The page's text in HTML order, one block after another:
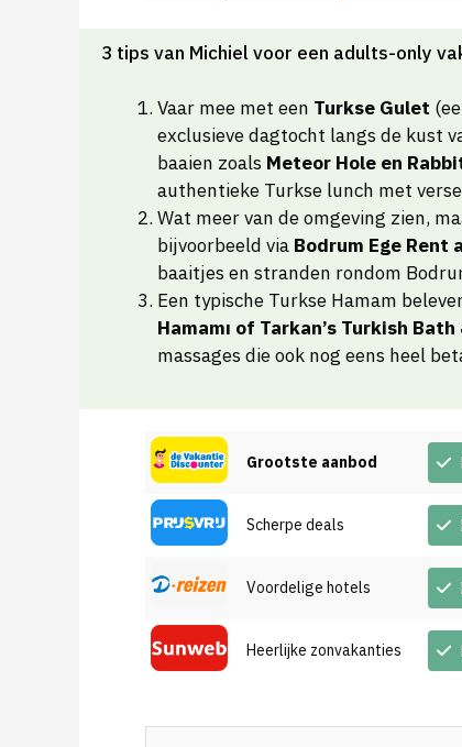
3 tips van Michiel voor een adults-only
Vaar mee met een Turkse Gulet
exclusieve dagtocht langs de kust
baaien zoals Meteor Hole en
authentieke Turkse lunch met verse
Wat meer van de omgeving zien,
bijvoorbeeld via Bodrum Ege Rent
baaitjes en stranden rondom
Een typische Turkse Hamam
Hamamı of Tarkan’s Turkish Bath
massages die ook nog eens heel
Grootste aanbod
Scherpe deals
Voordelige hotels
Heerlijke zonvakanties